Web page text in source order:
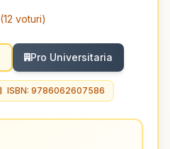
(12 voturi)
Pro Universitaria
ISBN: 9786062607586